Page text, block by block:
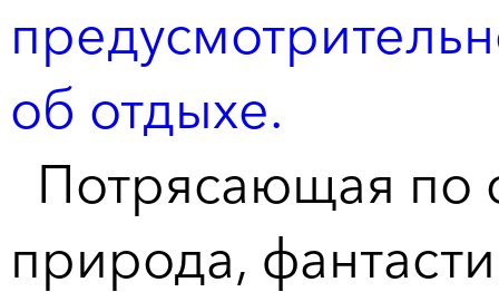
об отдыхе.
Потрясающая по
природа,